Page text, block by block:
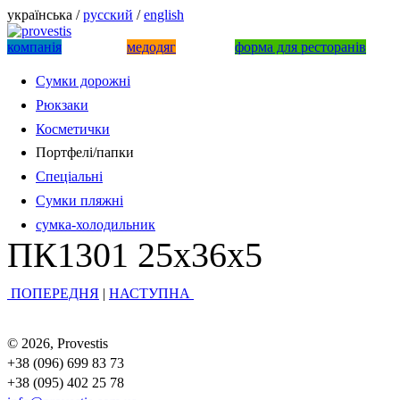
українська /русский /english
компанiя медодяг форма для ресторанів
Сумки дорожні
Рюкзаки
Косметички
Портфелі/папки
Спеціальні
Сумки пляжні
сумка-холодильник
ПК1301 25х36х5
ПОПЕРЕДНЯ | НАСТУПНА
© 2026, Provestis
+38 (096) 699 83 73
+38 (095) 402 25 78